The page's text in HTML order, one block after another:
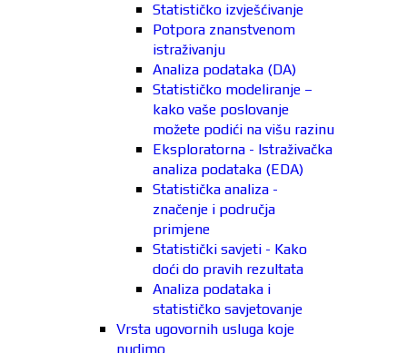
Statističko izvješćivanje
Potpora znanstvenom
istraživanju
Analiza podataka (DA)
Statističko modeliranje –
kako vaše poslovanje
možete podići na višu razinu
Eksploratorna - Istraživačka
analiza podataka (EDA)
Statistička analiza -
značenje i područja
primjene
Statistički savjeti - Kako
doći do pravih rezultata
Analiza podataka i
statističko savjetovanje
Vrsta ugovornih usluga koje
nudimo